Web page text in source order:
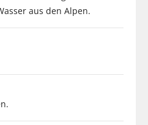
aus den Alpen.